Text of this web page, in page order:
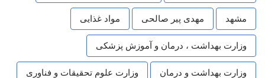
مشهد مهدی پیر صالحی مواد غذایی
وزارت بهداشت ، درمان و آموزش پزشکی
وزارت بهداشت و درمان وزارت علوم تحقیقات و فناوری